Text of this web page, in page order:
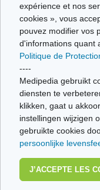
expérience et nos
cookies », vous
pouvez modifier vos
d'informations quant
Politique de
----
Medipedia gebruikt
diensten te
klikken, gaat u
instellingen wijzigen
gebruikte cookies
persoonlijke
J’ACCEPTE LES
Welke
Lokale
van angina